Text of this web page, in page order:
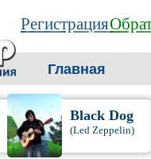
Регистрация
Главная
Black Dog
(Led Zeppelin)